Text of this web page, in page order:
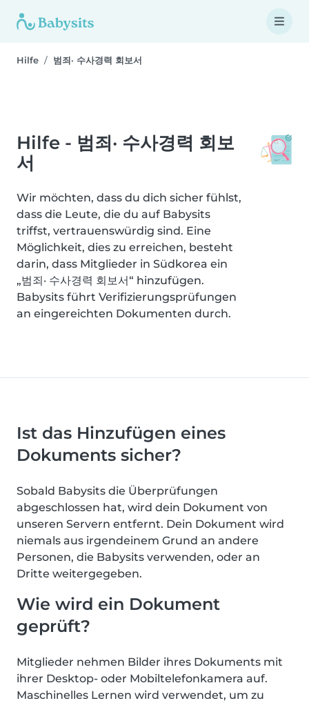
Hilfe 범죄· 수사경력 회보서
Hilfe - 범죄· 수사경력 회보
서
Wir möchten, dass du dich sicher fühlst,
dass die Leute, die du auf Babysits
triffst, vertrauenswürdig sind. Eine
Möglichkeit, dies zu erreichen, besteht
darin, dass Mitglieder in Südkorea ein
„범죄· 수사경력 회보서“ hinzufügen.
Babysits führt Verifizierungsprüfungen
an eingereichten Dokumenten durch.
Ist das Hinzufügen eines
Dokuments sicher?
Sobald Babysits die Überprüfungen
abgeschlossen hat, wird dein Dokument von
unseren Servern entfernt. Dein Dokument wird
niemals aus irgendeinem Grund an andere
Personen, die Babysits verwenden, oder an
Dritte weitergegeben.
Wie wird ein Dokument
geprüft?
Mitglieder nehmen Bilder ihres Dokuments mit
ihrer Desktop- oder Mobiltelefonkamera auf.
Maschinelles Lernen wird verwendet, um zu